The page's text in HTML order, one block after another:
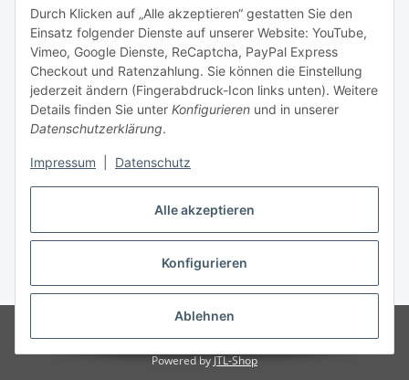
Alle akzeptieren
Konfigurieren
Ablehnen
Durch Klicken auf „Alle akzeptieren“ gestatten Sie den
Einsatz folgender Dienste auf unserer Website: YouTube,
Vimeo, Google Dienste, ReCaptcha, PayPal Express
Checkout und Ratenzahlung. Sie können die Einstellung
jederzeit ändern (Fingerabdruck-Icon links unten). Weitere
Details finden Sie unter Konfigurieren und in unserer
Datenschutzerklärung.
Impressum Datenschutz
Unsere Seiten
Social Media
Vertrag widerrufen
* Alle Preise inkl. gesetzlicher USt., ** siehe Lieferbedingungen, zzgl.
Versand
Onlineshop für Endkunden und Wiederverkäufer
Powered byJTL-Shop